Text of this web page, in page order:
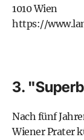
1010 Wien
https://
3.
Nach fünf
Wiener Prater